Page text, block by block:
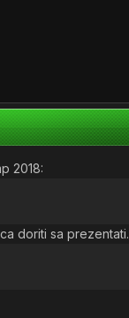
2018:
doriti sa prezentati.